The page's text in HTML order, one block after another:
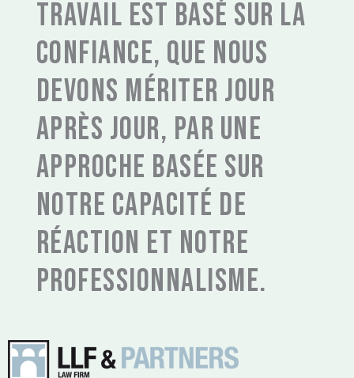
travail est basé sur la
confiance, que nous
devons mériter jour
après jour, par une
approche basée sur
notre capacité de
réaction et notre
professionnalisme.